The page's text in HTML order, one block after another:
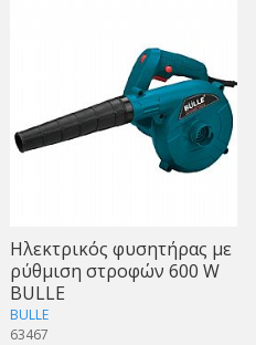
Ηλεκτρικός φυσητήρας με
ρύθμιση στροφών 600 W
BULLE
BULLE
63467